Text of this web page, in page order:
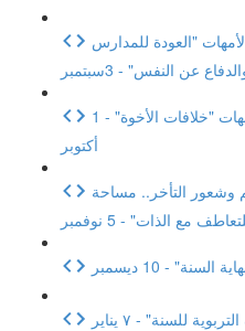
"العودة للمدارس
عن النفس" - 3سبتمبر
جلسة الدعم - أمهات يساعدن الأمهات "خلافات الأخوة" - 1
أكتوبر
وشعور التأخر.. مساحة
مع الذات" - 5 نوفمبر
- 10 ديسمبر
للسنة" - ٧ يناير